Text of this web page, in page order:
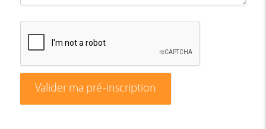
Valider ma pré-inscription